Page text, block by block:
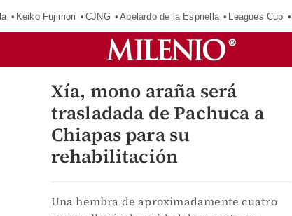
Keiko Fujimori CJNG Abelardo de la Espriella Leagues Cup
Xía, mono araña será
trasladada de Pachuca a
Chiapas para su
rehabilitación
Una hembra de aproximadamente cuatro